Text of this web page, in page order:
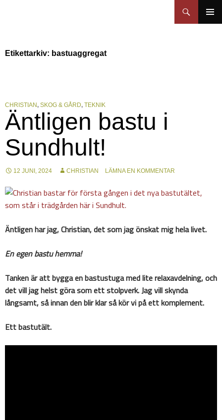
Etikettarkiv: bastuaggregat
CHRISTIAN , SKOG & GÅRD, TEKNIK
Äntligen bastu i
Sundhult!
12 JUNI, 2024 CHRISTIAN LÄMNA EN KOMMENTAR
Äntligen har jag, Christian, det som jag önskat mig hela livet.
En egen bastu hemma!
Tanken är att bygga en bastustuga med lite relaxavdelning, och
det vill jag helst göra som ett stolpverk. Jag vill skynda
långsamt, så innan den blir klar så kör vi på ett komplement.
Ett bastutält.